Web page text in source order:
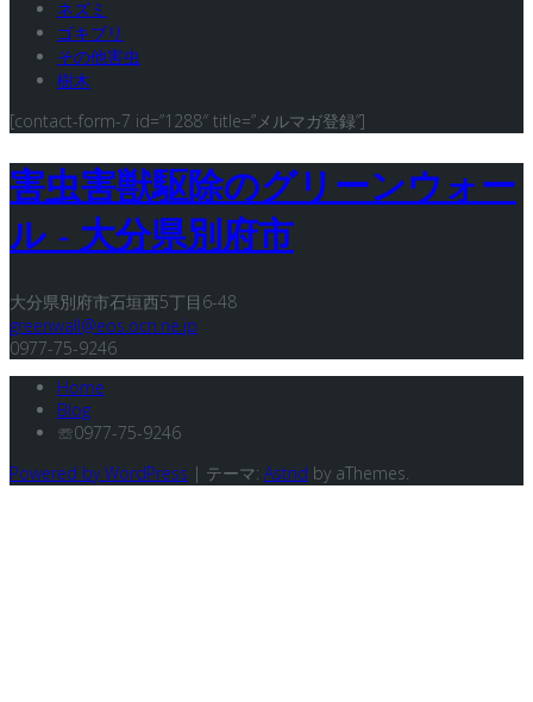
ネズミ
ゴキブリ
その他害虫
樹木
[contact-form-7 id=”1288″ title=”メルマガ登録”]
害虫害獣駆除のグリーンウォー
ル - 大分県別府市
大分県別府市石垣西5丁目6-48
greenwall@eos.ocn.ne.jp
0977-75-9246
Home
Blog
☏0977-75-9246
Powered by WordPress | テーマ: Astrid by aThemes.